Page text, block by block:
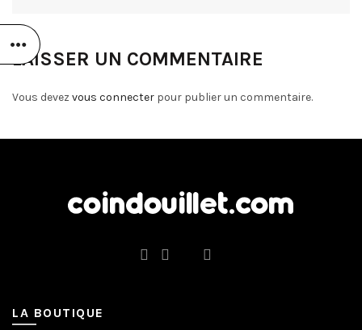
LAISSER UN COMMENTAIRE
Vous devez vous connecter pour publier un commentaire.
LA BOUTIQUE